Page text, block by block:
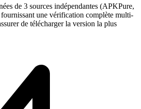
de 3 sources indépendantes (APKPure,
une vérification complète multi-
de télécharger la version la plus